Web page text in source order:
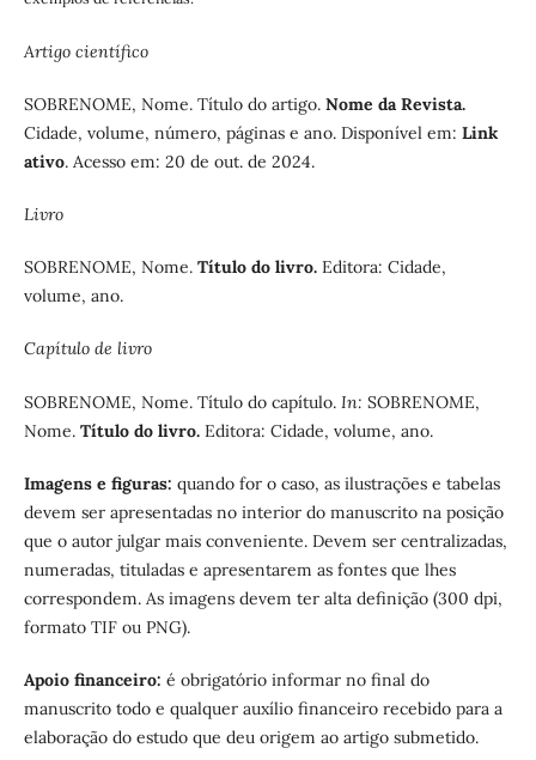
Artigo científico
SOBRENOME, Nome. Título do artigo. Nome da Revista.
Cidade, volume, número, páginas e ano. Disponível em: Link
ativo. Acesso em: 20 de out. de 2024.
Livro
SOBRENOME, Nome. Título do livro.Editora: Cidade,
volume, ano.
Capítulo de livro
SOBRENOME, Nome. Título do capítulo. In: SOBRENOME,
Nome. Título do livro.Editora: Cidade, volume, ano.
Imagens e figuras: quando for o caso, as ilustrações e tabelas
devem ser apresentadas no interior do manuscrito na posição
que o autor julgar mais conveniente. Devem ser centralizadas,
numeradas, tituladas e apresentarem as fontes que lhes
correspondem. As imagens devem ter alta definição (300 dpi,
formato TIF ou PNG).
Apoio financeiro: é obrigatório informar no final do
manuscrito todo e qualquer auxílio financeiro recebido para a
elaboração do estudo que deu origem ao artigo submetido.